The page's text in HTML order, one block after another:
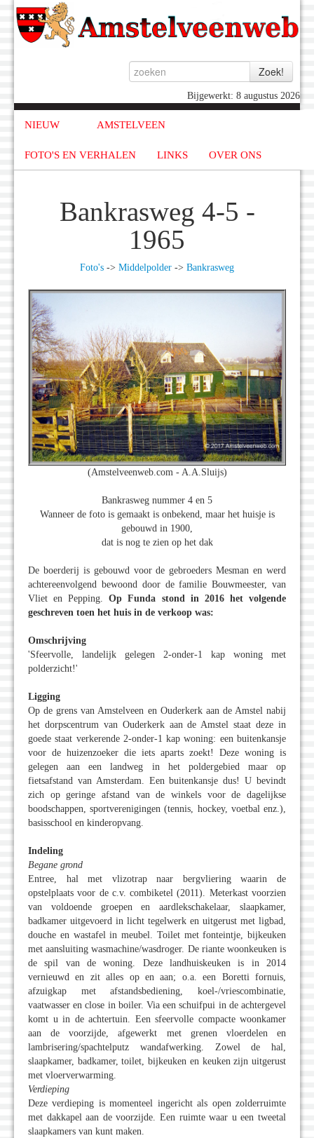
Bijgewerkt: 8 augustus 2026
NIEUW AMSTELVEEN
FOTO'S EN VERHALEN LINKS OVER ONS
Bankrasweg 4-5 -
1965
Foto's -> Middelpolder -> Bankrasweg
(Amstelveenweb.com - A.A.Sluijs)
Bankrasweg nummer 4 en 5
Wanneer de foto is gemaakt is onbekend, maar het huisje is
gebouwd in 1900,
dat is nog te zien op het dak
De boerderij is gebouwd voor de gebroeders Mesman en werd
achtereenvolgend bewoond door de familie Bouwmeester, van
Vliet en Pepping. Op Funda stond in 2016 het volgende
geschreven toen het huis in de verkoop was:
Omschrijving
'Sfeervolle, landelijk gelegen 2-onder-1 kap woning met
polderzicht!'
Ligging
Op de grens van Amstelveen en Ouderkerk aan de Amstel nabij
het dorpscentrum van Ouderkerk aan de Amstel staat deze in
goede staat verkerende 2-onder-1 kap woning: een buitenkansje
voor de huizenzoeker die iets aparts zoekt! Deze woning is
gelegen aan een landweg in het poldergebied maar op
fietsafstand van Amsterdam. Een buitenkansje dus! U bevindt
zich op geringe afstand van de winkels voor de dagelijkse
boodschappen, sportverenigingen (tennis, hockey, voetbal enz.),
basisschool en kinderopvang.
Indeling
Begane grond
Entree, hal met vlizotrap naar bergvliering waarin de
opstelplaats voor de c.v. combiketel (2011). Meterkast voorzien
van voldoende groepen en aardlekschakelaar, slaapkamer,
badkamer uitgevoerd in licht tegelwerk en uitgerust met ligbad,
douche en wastafel in meubel. Toilet met fonteintje, bijkeuken
met aansluiting wasmachine/wasdroger. De riante woonkeuken is
de spil van de woning. Deze landhuiskeuken is in 2014
vernieuwd en zit alles op en aan; o.a. een Boretti fornuis,
afzuigkap met afstandsbediening, koel-/vriescombinatie,
vaatwasser en close in boiler. Via een schuifpui in de achtergevel
komt u in de achtertuin. Een sfeervolle compacte woonkamer
aan de voorzijde, afgewerkt met grenen vloerdelen en
lambrisering/spachtelputz wandafwerking. Zowel de hal,
slaapkamer, badkamer, toilet, bijkeuken en keuken zijn uitgerust
met vloerverwarming.
Verdieping
Deze verdieping is momenteel ingericht als open zolderruimte
met dakkapel aan de voorzijde. Een ruimte waar u een tweetal
slaapkamers van kunt maken.